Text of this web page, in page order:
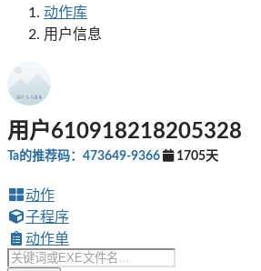
动作库
用户信息
用户610918218205328
Ta的推荐码：473649-9366 1705天
动作
子程序
动作单